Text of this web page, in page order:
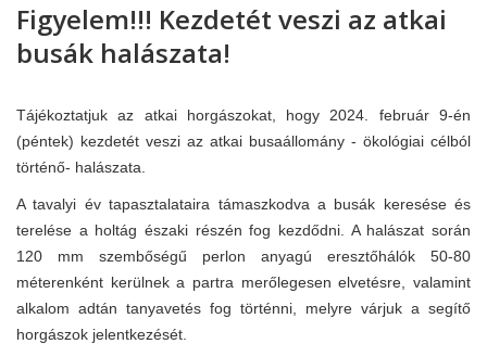
Figyelem!!! Kezdetét veszi az atkai
busák halászata!
Tájékoztatjuk az atkai horgászokat, hogy 2024. február 9-én
(péntek) kezdetét veszi az atkai busaállomány - ökológiai célból
történő- halászata.
A tavalyi év tapasztalataira támaszkodva a busák keresése és
terelése a holtág északi részén fog kezdődni. A halászat során
120 mm szembőségű perlon anyagú eresztőhálók 50-80
méterenként kerülnek a partra merőlegesen elvetésre, valamint
alkalom adtán tanyavetés fog történni, melyre várjuk a segítő
horgászok jelentkezését.